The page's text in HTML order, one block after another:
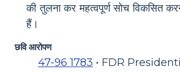
की तुलना कर महत्वपूर्ण सोच विकसित
हैं।
छवि आरोपण
47-96 1783 • FDR